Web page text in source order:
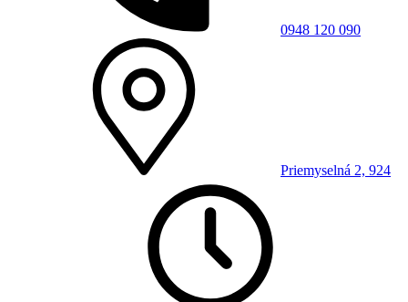
0948 120 090
Priemyselná 2, 924